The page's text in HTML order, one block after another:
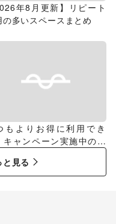
年8月更新】リピート
の多いスペースまとめ
もよりお得に利用でき
キャンペーン実施中のス
見る